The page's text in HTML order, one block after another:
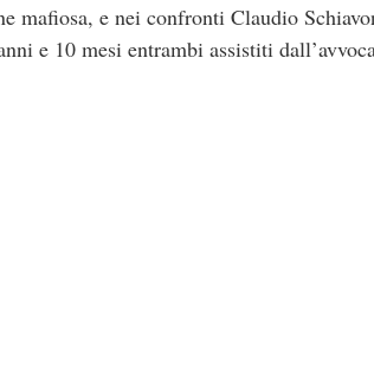
mafiosa, e nei confronti Claudio
e 10 mesi entrambi assistiti